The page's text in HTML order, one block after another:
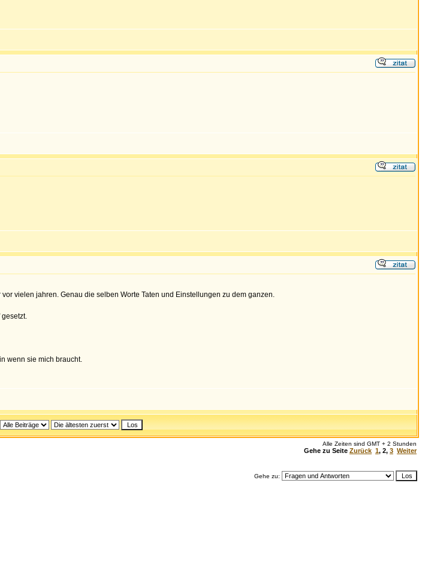
vielen jahren. Genau die selben Worte Taten und Einstellungen zu dem ganzen.
wenn sie mich braucht.
Alle Zeiten sind GMT + 2 Stunden
Gehe zu Seite Zurück 1, 2, 3 Weiter
Gehe zu: